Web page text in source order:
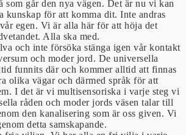
som går den nya vägen. Det är nu vi kan
kunskap för att komma dit. Inte andras
egen. Vi är alla här för att höja det
Alla ska med.
och inte försöka stänga igen vår kontakt
och moder jord. De universella
funnits där och kommer alltid att finnas
olika vägar och därmed språk för att
I det är vi multisensoriska i varje steg vi
råden och moder jords väsen talar till
den kanalisering som är oss given. Vi
detta samskapande.